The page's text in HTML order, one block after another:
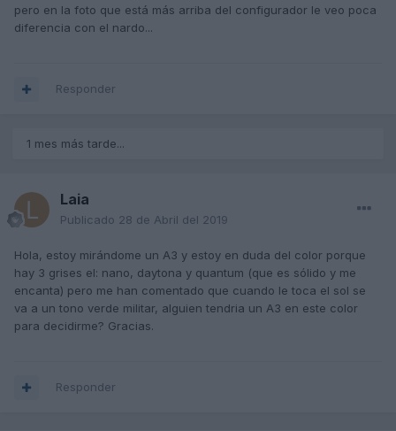
pero en la foto que está más arriba del configurador le veo poca
diferencia con el nardo...
Responder
1 mes más tarde...
Laia
Publicado 28 de Abril del 2019
Hola, estoy mirándome un A3 y estoy en duda del color porque
hay 3 grises el: nano, daytona y quantum (que es sólido y me
encanta) pero me han comentado que cuando le toca el sol se
va a un tono verde militar, alguien tendria un A3 en este color
para decidirme? Gracias.
Responder